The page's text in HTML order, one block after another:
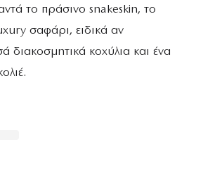
το πράσινο snakeskin, το
σαφάρι, ειδικά αν
διακοσμητικά κοχύλια και ένα